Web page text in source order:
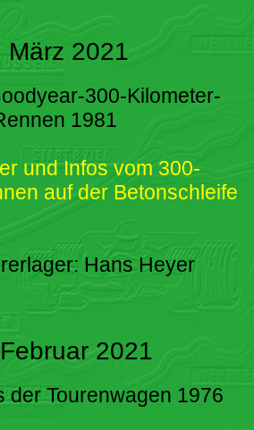
März 2021
300-Kilometer-
1981
und Infos vom 300-
auf der Betonschleife
Hans Heyer
2021
der Tourenwagen 1976